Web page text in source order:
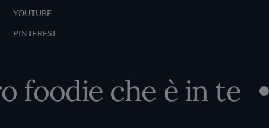
YOUTUBE
PINTEREST
foodie che è in te